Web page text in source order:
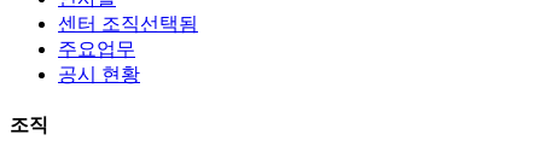
센터 조직선택됨
주요업무
공시 현황
조직